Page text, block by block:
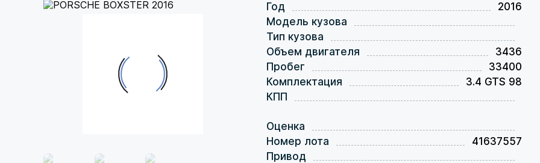
Год
2016
Модель кузова
Тип кузова
Объем двигателя
3436
Пробег
33400
Комплектация
3.4 GTS 98
КПП
Оценка
Номер лота
41637557
Привод